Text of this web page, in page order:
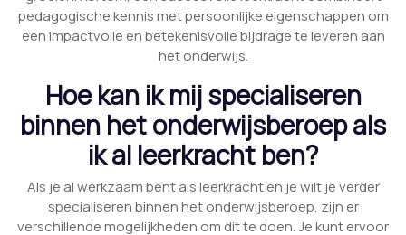
pedagogische kennis met persoonlijke eigenschappen om
een impactvolle en betekenisvolle bijdrage te leveren aan
het onderwijs.
Hoe kan ik mij specialiseren
binnen het onderwijsberoep als
ik al leerkracht ben?
Als je al werkzaam bent als leerkracht en je wilt je verder
specialiseren binnen het onderwijsberoep, zijn er
verschillende mogelijkheden om dit te doen. Je kunt ervoor